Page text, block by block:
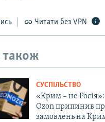
Читати без VPN
також
СУСПІЛЬСТВО
«Крим – не
Ozon припинив
замовлень на